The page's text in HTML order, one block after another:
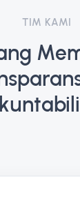
TIM KAMI